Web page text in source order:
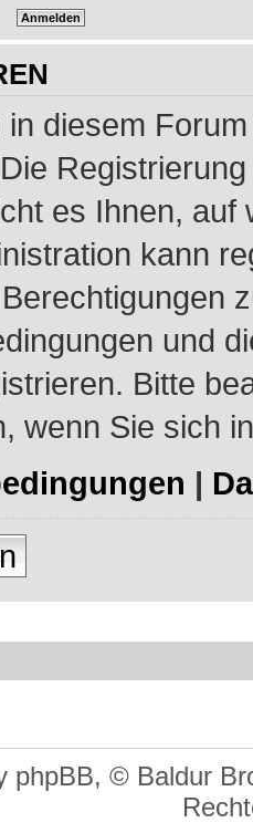
in diesem
es Ihnen,
kann
und
Bitte
wenn Sie sich
|
phpBB, © Baldur